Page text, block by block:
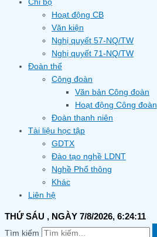
Chi bộ
Hoạt động CB
Văn kiện
Nghị quyết 57-NQ/TW
Nghị quyết 71-NQ/TW
Đoàn thể
Công đoàn
Văn bản Công đoàn
Hoạt động Công đoàn
Đoàn thanh niên
Tài liệu học tập
GDTX
Đào tạo nghề LDNT
Nghề Phổ thông
Khác
Liên hệ
THỨ SÁU , NGÀY 7/8/2026, 6:24:12
Tìm kiếm